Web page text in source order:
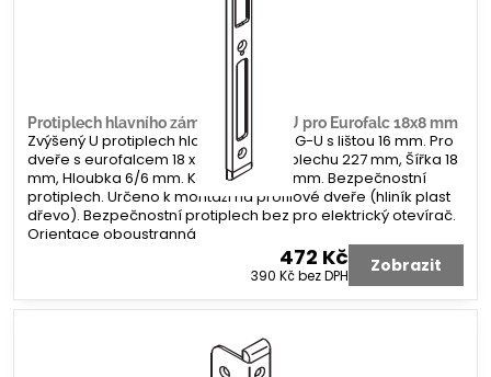
Protiplech hlavního zámku G-U tvar U pro Eurofalc 18x8 mm
Zvýšený U protiplech hlavního zámku G-U s lištou 16 mm. Pro
dveře s eurofalcem 18 x 8 mm. Délka plechu 227 mm, Šířka 18
mm, Hloubka 6/6 mm. Koncovka 2x 8 mm. Bezpečnostní
protiplech. Určeno k montáži na profilové dveře (hliník plast
dřevo). Bezpečnostní protiplech bez pro elektrický otevírač.
Orientace oboustranná
472 Kč
390 Kčbez DPH Zobrazit